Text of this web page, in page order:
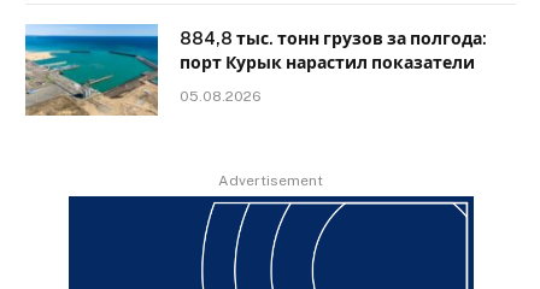
884,8 тыс. тонн грузов за полгода:
порт Курык нарастил показатели
05.08.2026
Advertisement